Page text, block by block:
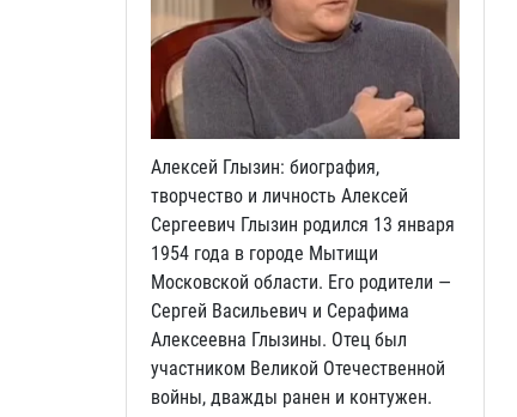
Алексей Глызин: биография,
творчество и личность Алексей
Сергеевич Глызин родился 13 января
1954 года в городе Мытищи
Московской области. Его родители —
Сергей Васильевич и Серафима
Алексеевна Глызины. Отец был
участником Великой Отечественной
войны, дважды ранен и контужен.